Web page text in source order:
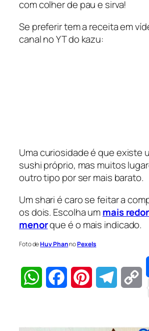
com colher de pau e sirva!
Se preferir tem a receita em
canal no YT do kazu:
Uma curiosidade é que existe
sushi próprio, mas muitos
outro tipo por ser mais barato.
Um shari é caro se feitar a
os dois. Escolha ummais
menorque é o mais indicado.
Foto deHuy PhannoPexels